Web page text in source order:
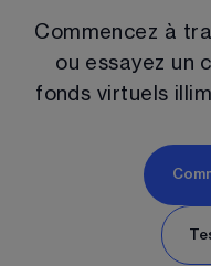
Commencez à
ou essayez un
fonds virtuels